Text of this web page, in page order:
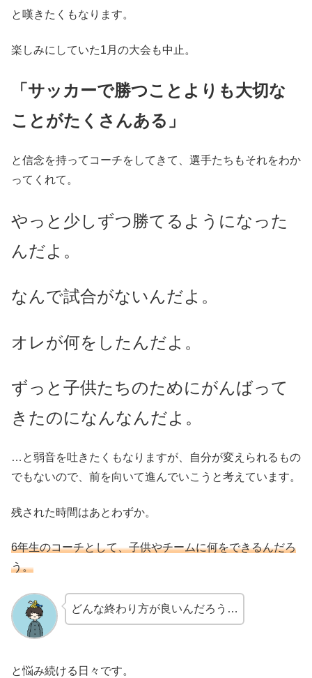
と嘆きたくもなります。
楽しみにしていた1月の大会も中止。
「サッカーで勝つことよりも大切な
ことがたくさんある」
と信念を持ってコーチをしてきて、選手たちもそれをわか
ってくれて。
やっと少しずつ勝てるようになった
んだよ。
なんで試合がないんだよ。
オレが何をしたんだよ。
ずっと子供たちのためにがんばって
きたのになんなんだよ。
…と弱音を吐きたくもなりますが、自分が変えられるもの
でもないので、前を向いて進んでいこうと考えています。
残された時間はあとわずか。
6年生のコーチとして、子供やチームに何をできるんだろ
う。
どんな終わり方が良いんだろう…
と悩み続ける日々です。